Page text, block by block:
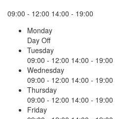
09:00 - 12:00 14:00 - 19:00
Monday
Day Off
Tuesday
09:00 - 12:00 14:00 - 19:00
Wednesday
09:00 - 12:00 14:00 - 19:00
Thursday
09:00 - 12:00 14:00 - 19:00
Friday